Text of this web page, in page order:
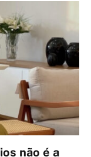
não é a